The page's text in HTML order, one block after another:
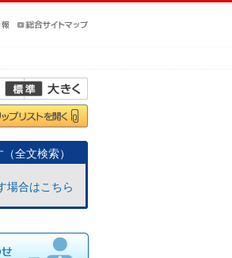
全文検索）
場合はこちら